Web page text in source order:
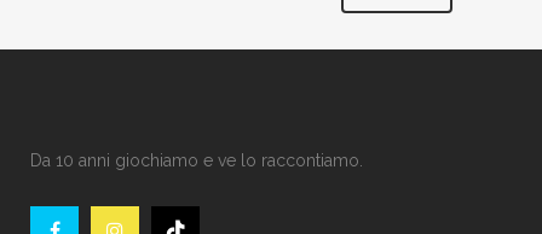
Da 10 anni giochiamo e ve lo raccontiamo.